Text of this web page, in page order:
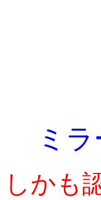
ミ
しかも